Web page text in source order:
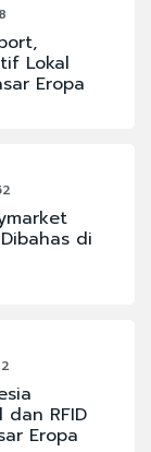
Lokal
Eropa
di
RFID
Eropa